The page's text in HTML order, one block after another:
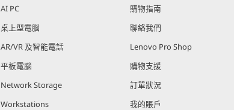
AI PC
桌上型電腦
AR/VR 及智能電話
平板電腦
Network Storage
Workstations
購物指南
聯絡我們
Lenovo Pro Shop
購物支援
訂單狀況
我的賬戶